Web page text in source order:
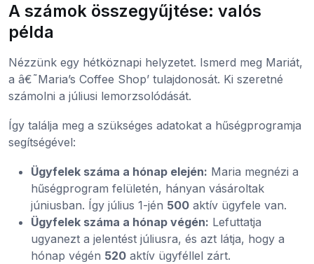
A számok összegyűjtése: valós
példa
Nézzünk egy hétköznapi helyzetet. Ismerd meg Mariát,
a â€˜Maria’s Coffee Shop’ tulajdonosát. Ki szeretné
számolni a júliusi lemorzsolódását.
Így találja meg a szükséges adatokat a hűségprogramja
segítségével:
Ügyfelek száma a hónap elején: Maria megnézi a
hűségprogram felületén, hányan vásároltak
júniusban. Így július 1-jén 500 aktív ügyfele van.
Ügyfelek száma a hónap végén: Lefuttatja
ugyanezt a jelentést júliusra, és azt látja, hogy a
hónap végén 520 aktív ügyféllel zárt.